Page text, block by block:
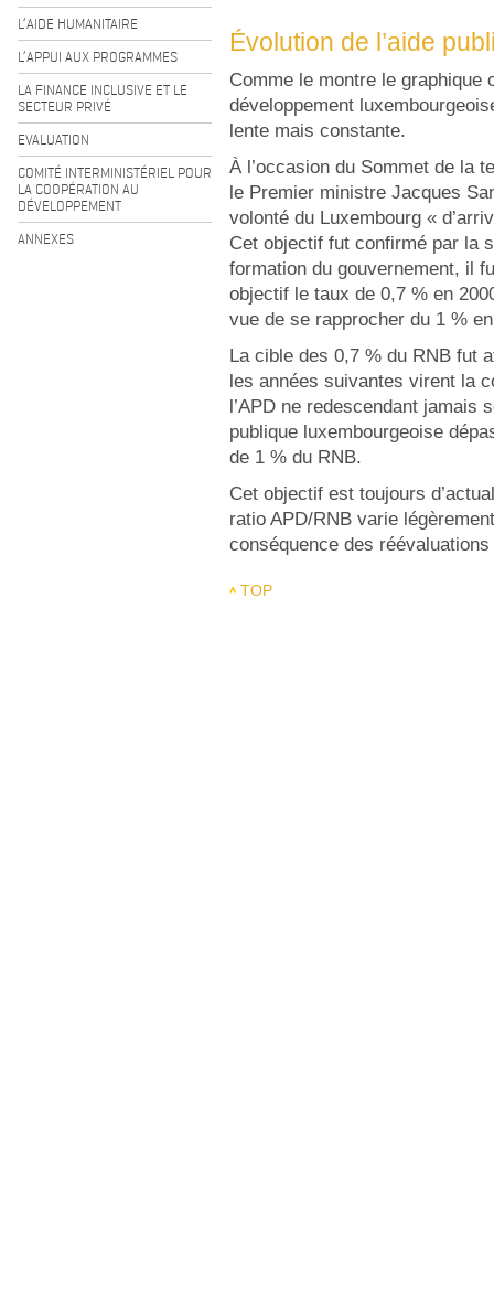
L’AIDE HUMANITAIRE
L’APPUI AUX PROGRAMMES
LA FINANCE INCLUSIVE ET LE
SECTEUR PRIVÉ
EVALUATION
COMITÉ INTERMINISTÉRIEL POUR
LA COOPÉRATION AU
DÉVELOPPEMENT
ANNEXES
Évolution de l’aide
Comme le montre le graphique
développement
lente mais constante.
À l’occasion du Sommet de la
le Premier ministre Jacques
volonté du Luxembourg «
Cet objectif fut confirmé par la
formation du gouvernement, il
objectif le taux de 0,7 % en
vue de se rapprocher du 1 %
La cible des 0,7 % du RNB fut
les années suivantes virent la
l’APD ne redescendant jamais
publique luxembourgeoise
de 1 % du RNB.
Cet objectif est toujours
ratio APD/RNB varie
conséquence des
TOP